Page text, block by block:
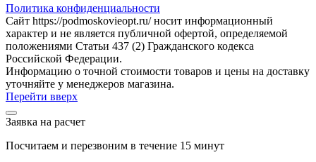
Политика конфиденциальности
Сайт https://podmoskovieopt.ru/ носит информационный
характер и не является публичной офертой, определяемой
положениями Статьи 437 (2) Гражданского кодекса
Российской Федерации.
Информацию о точной стоимости товаров и цены на доставку
уточняйте у менеджеров магазина.
Перейти вверх
Заявка на расчет
Посчитаем и перезвоним в течение 15 минут